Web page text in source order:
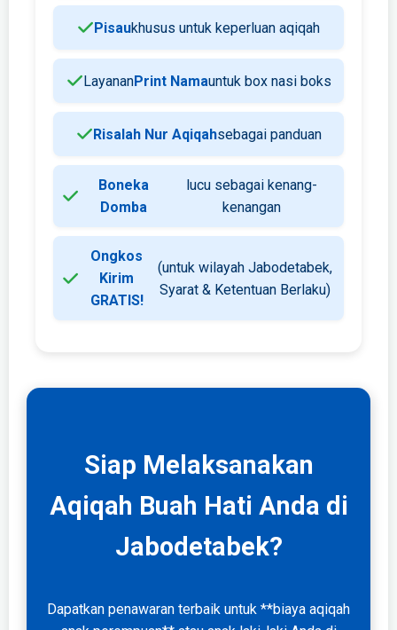
Pisaukhusus untuk keperluan aqiqah
LayananPrint Namauntuk box nasi boks
Risalah Nur Aqiqahsebagai panduan
Boneka
Domba
lucu sebagai kenang-
kenangan
Ongkos
Kirim
GRATIS!
(untuk wilayah Jabodetabek,
Syarat & Ketentuan Berlaku)
Siap Melaksanakan
Aqiqah Buah Hati Anda di
Jabodetabek?
Dapatkan penawaran terbaik untuk **biaya aqiqah